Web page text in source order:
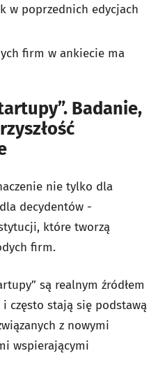
w poprzednich edycjach
firm w ankiecie ma
Badanie,
nie tylko dla
decydentów -
które tworzą
firm.
są realnym źródłem
często stają się podstawą
z nowymi
wspierającymi